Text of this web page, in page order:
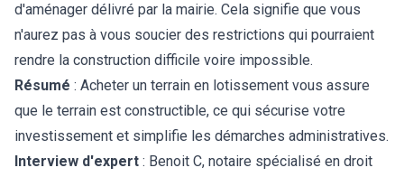
d'aménager délivré par la mairie. Cela signifie que vous
n'aurez pas à vous soucier des restrictions qui pourraient
rendre la construction difficile voire impossible.
Résumé : Acheter un terrain en lotissement vous assure
que le terrain est constructible, ce qui sécurise votre
investissement et simplifie les démarches administratives.
Interview d'expert : Benoit C, notaire spécialisé en droit